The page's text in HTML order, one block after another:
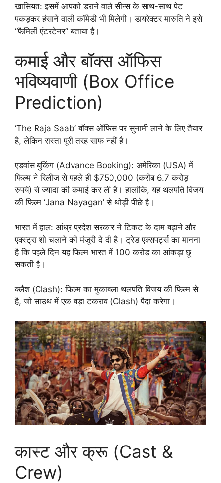
खासियत: इसमें आपको डराने वाले सीन्स के साथ-साथ पेट
पकड़कर हंसाने वाली कॉमेडी भी मिलेगी। डायरेक्टर मारुति ने इसे
“फैमिली एंटरटेनर” बताया है।
कमाई और बॉक्स ऑफिस
भविष्यवाणी (Box Office
Prediction)
‘The Raja Saab’ बॉक्स ऑफिस पर सुनामी लाने के लिए तैयार
है, लेकिन रास्ता पूरी तरह साफ नहीं है।
एडवांस बुकिंग (Advance Booking): अमेरिका (USA) में
फिल्म ने रिलीज से पहले ही $750,000 (करीब 6.7 करोड़
रुपये) से ज्यादा की कमाई कर ली है। हालांकि, यह थलपति विजय
की फिल्म ‘Jana Nayagan’ से थोड़ी पीछे है।
भारत में हाल: आंध्र प्रदेश सरकार ने टिकट के दाम बढ़ाने और
एक्स्ट्रा शो चलाने की मंजूरी दे दी है। ट्रेड एक्सपर्ट्स का मानना
है कि पहले दिन यह फिल्म भारत में 100 करोड़ का आंकड़ा छू
सकती है।
क्लैश (Clash): फिल्म का मुकाबला थलपति विजय की फिल्म से
है, जो साउथ में एक बड़ा टकराव (Clash) पैदा करेगा।
कास्ट और क्रू (Cast &
Crew)